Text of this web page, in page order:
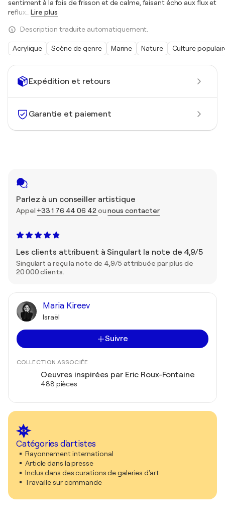
Expédition et retours
Garantie et paiement
Parlez à un conseiller artistique
Appel +33 1 76 44 06 42 ounous contacter
Les clients attribuent à Singulart la note de 4,9/5
Singulart a reçu la note de 4,9/5 attribuée par plus de
20 000 clients.
Maria Kireev
Israël
Suivre
COLLECTION ASSOCIÉE
Oeuvres inspirées par Eric Roux-Fontaine
488 pièces
Catégories d'artistes
Rayonnement international
Article dans la presse
Inclus dans des curations de galeries d'art
Travaille sur commande
sentiment à la fois de frisson et de calme, faisant écho aux flux et
reflux
Lire plus
Description traduite automatiquement.
Acrylique Scène de genre Marine Nature Culture